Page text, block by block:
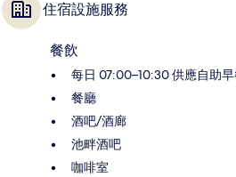
住宿設施服務
餐飲
每日 07:00–10:30 供應自助
餐廳
酒吧/酒廊
池畔酒吧
咖啡室